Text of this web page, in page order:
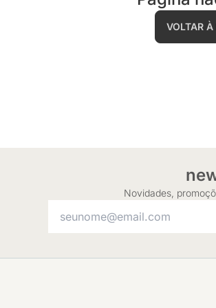
VOLTAR
Novidades,